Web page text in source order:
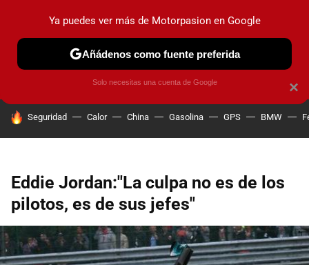
PRUEBAS COCHES ELÉCTRICOS OBSERVATORIO
HOY SE HABLA DE
Seguridad Calor China Gasolina GPS BMW
Eddie Jordan:"La culpa no es de los
pilotos, es de sus jefes"
×
Ya puedes ver más de Motorpasion en Google
Añádenos como fuente preferida
Solo necesitas una cuenta de Google